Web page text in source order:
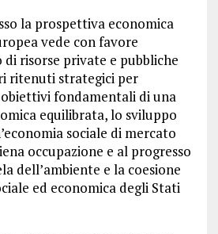
la prospettiva economica
vede con favore
di risorse private e pubbliche
ritenuti strategici per
fondamentali di una
equilibrata, lo sviluppo
sociale di mercato
occupazione e al progresso
dell’ambiente e la coesione
ed economica degli Stati